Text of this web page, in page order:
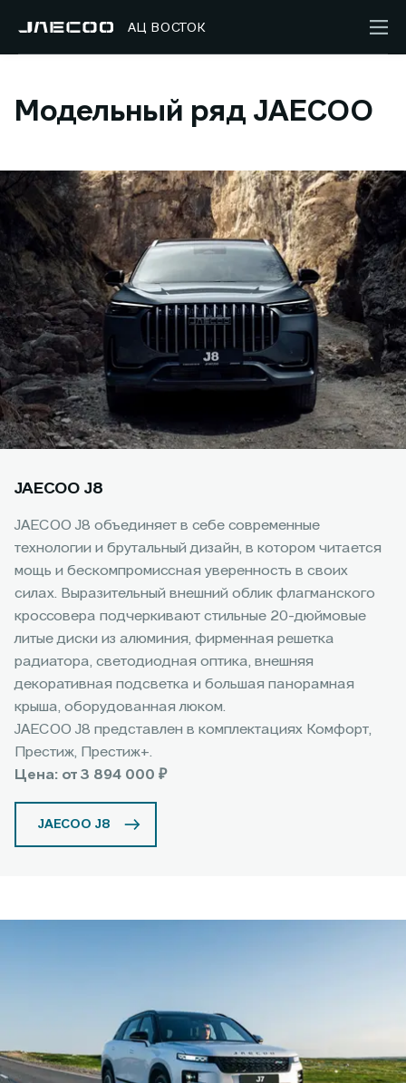
АЦ ВОСТОК
Модельный ряд JAECOO
JAECOO J8
JAECOO J8 объединяет в себе современные
технологии и брутальный дизайн, в котором читается
мощь и бескомпромиссная уверенность в своих
силах. Выразительный внешний облик флагманского
кроссовера подчеркивают стильные 20-дюймовые
литые диски из алюминия, фирменная решетка
радиатора, светодиодная оптика, внешняя
декоративная подсветка и большая панорамная
крыша, оборудованная люком.
JAECOO J8 представлен в комплектациях Комфорт,
Престиж, Престиж+.
Цена: от 3 894 000 ₽
JAECOO J8